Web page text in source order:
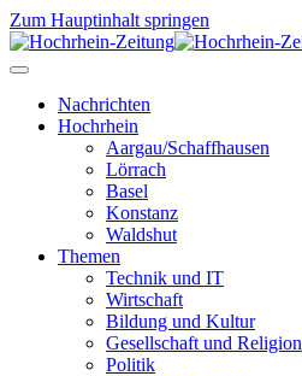
Zum Hauptinhalt springen
Nachrichten
Hochrhein
Aargau/Schaffhausen
Lörrach
Basel
Konstanz
Waldshut
Themen
Technik und IT
Wirtschaft
Bildung und Kultur
Gesellschaft und Religion
Politik